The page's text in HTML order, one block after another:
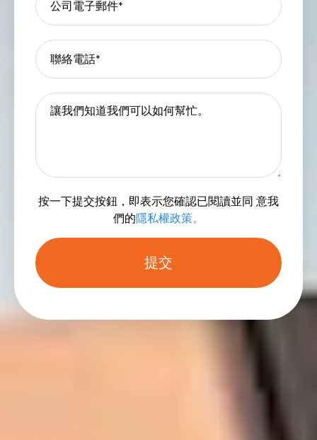
按一下提交按鈕，即表示您確認已閱讀並同 意我
們的隱私權政策。